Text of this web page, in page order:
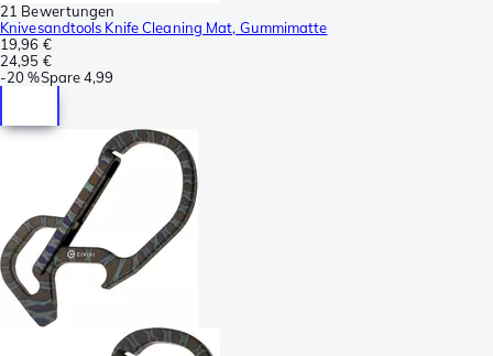
21 Bewertungen
Knivesandtools Knife Cleaning Mat, Gummimatte
19,96 €
24,95 €
-20 %Spare4,99